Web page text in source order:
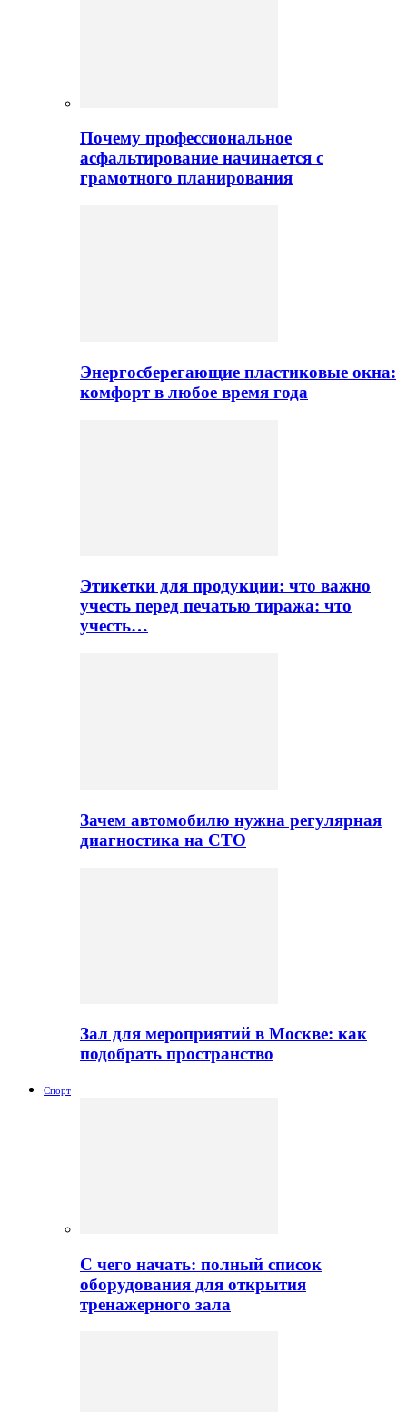
Почему профессиональное
асфальтирование начинается с
грамотного планирования
Энергосберегающие пластиковые окна:
комфорт в любое время года
Этикетки для продукции: что важно
учесть перед печатью тиража: что
учесть…
Зачем автомобилю нужна регулярная
диагностика на СТО
Зал для мероприятий в Москве: как
подобрать пространство
Спорт
С чего начать: полный список
оборудования для открытия
тренажерного зала